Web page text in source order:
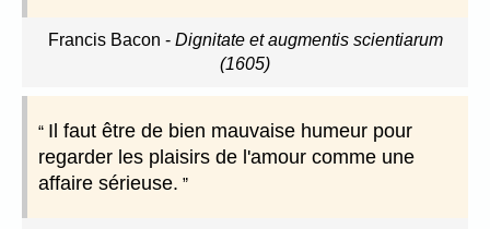
Francis Bacon - Dignitate et augmentis scientiarum
(1605)
Il faut être de bien mauvaise humeur pour
regarder les plaisirs de l'amour comme une
affaire sérieuse.